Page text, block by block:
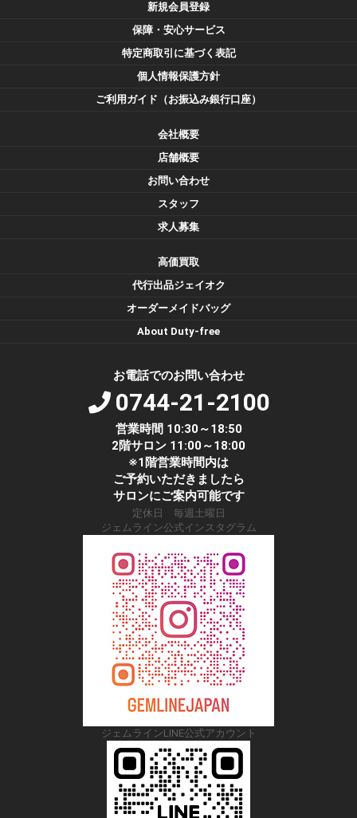
新規会員登録
保障・安心サービス
特定商取引に基づく表記
個人情報保護方針
ご利用ガイド（お振込み銀行口座）
会社概要
店舗概要
お問い合わせ
スタッフ
求人募集
高価買取
代行出品ジェイオク
オーダーメイドバッグ
About Duty-free
お電話でのお問い合わせ
0744-21-2100
営業時間 10:30～18:50
2階サロン 11:00～18:00
※1階営業時間内は
ご予約いただきましたら
サロンにご案内可能です
定休日 毎週土曜日
ジェムライン公式インスタグラム
ジェムラインLINE公式アカウント